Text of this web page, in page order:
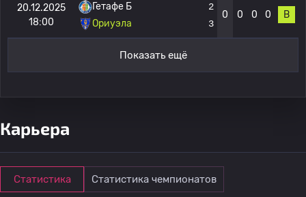
20.12.2025
18:00
Гетафе Б
Ориуэла
2
3
0 0 0 0 В
Показать ещё
Карьера
Статистика Статистика чемпионатов